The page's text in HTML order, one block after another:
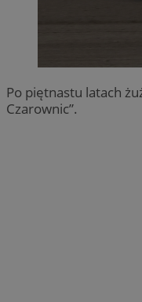
Po piętnastu latach
Czarownic”.